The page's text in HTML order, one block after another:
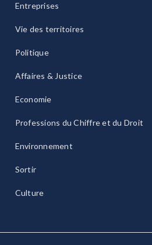
Entreprises
Vie des territoires
Politique
Affaires & Justice
Economie
Professions du Chiffre et du Droit
Environnement
Sortir
Culture